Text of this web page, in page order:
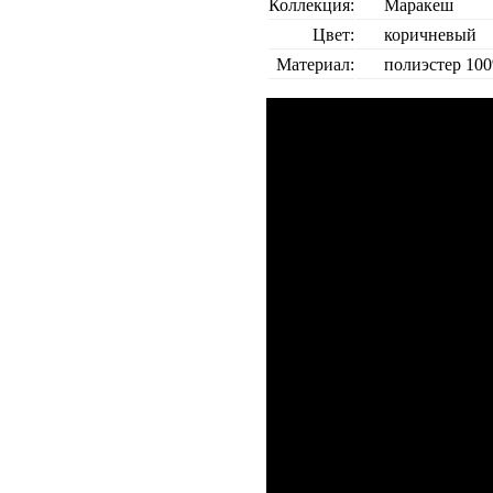
Коллекция:
Маракеш
Цвет:
коричневый
Материал:
полиэстер